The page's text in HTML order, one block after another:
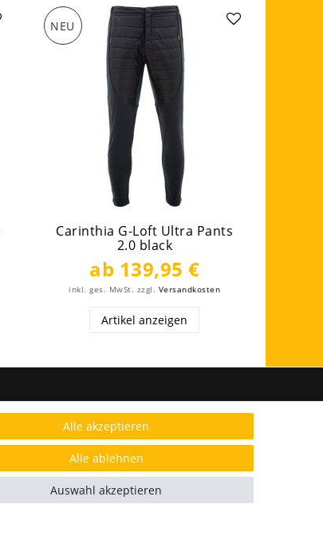
NEU
Carinthia G-Loft Ultra Pants
2.0 black
ab 139,95 €
inkl. ges. MwSt. zzgl. Versandkosten
Artikel anzeigen
AUSGEZEICHNET.ORG
Alle akzeptieren
Alle ablehnen
Auswahl akzeptieren